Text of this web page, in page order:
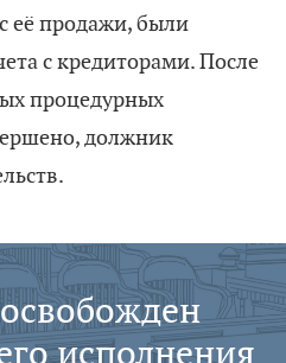
её продажи, были
с кредиторами. После
процедурных
должник
исполнения